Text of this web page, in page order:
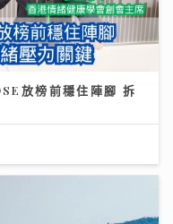
放榜前穩住陣腳 拆